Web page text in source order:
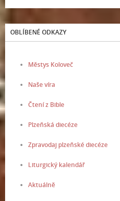
OBLÍBENÉ ODKAZY
Městys Koloveč
Naše víra
Čtení z Bible
Plzeňská diecéze
Zpravodaj plzeňské diecéze
Liturgický kalendář
Aktuálně